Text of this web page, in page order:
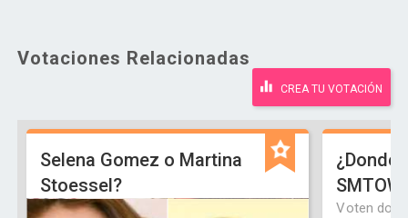
Votaciones Relacionadas
CREA TU VOTACIÓN
Selena Gomez o Martina
Stoessel?
¿Donde
Voten